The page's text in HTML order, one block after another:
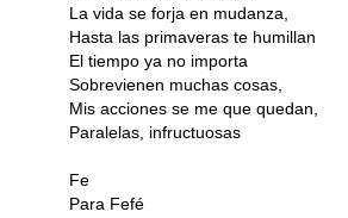
La vida se forja en mudanza,
Hasta las primaveras te humillan
El tiempo ya no importa
Sobrevienen muchas cosas,
Mis acciones se me que quedan,
Paralelas, infructuosas
Fe
Para Fefé